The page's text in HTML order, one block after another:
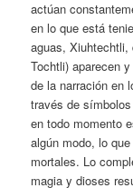
actúan
en lo que está
aguas, Xiuhtechtli,
Tochtli) aparecen
de la narración en
través de
en todo momento
algún modo, lo
mortales. Lo
magia y dioses